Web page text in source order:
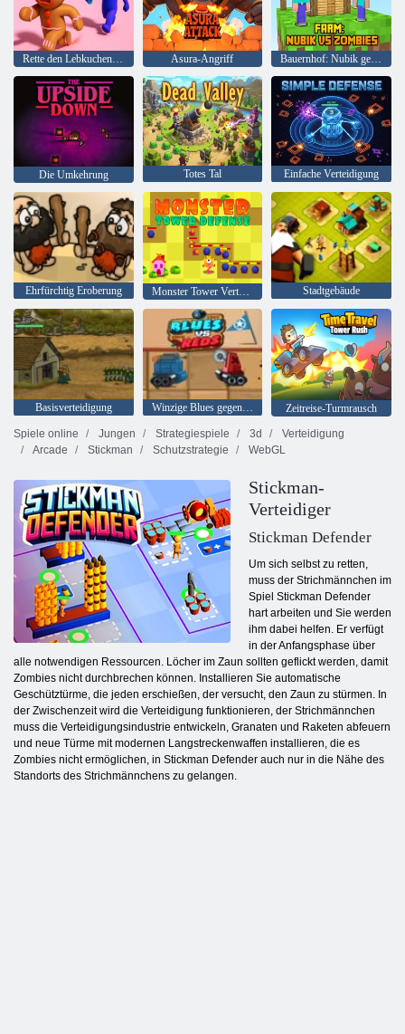
Asura-Angriff
Die Umkehrung Totes Tal Einfache Verteidigung
Ehrfürchtig Eroberung Monster Tower Verteidigung Stadtgebäude
Basisverteidigung Winzige Blues gegen Mini -Rot
Zeitreise-Turmrausch
Spiele online
Jungen Strategiespiele 3d
Verteidigung
Arcade
Stickman Schutzstrategie WebGL
Stickman-
Verteidiger
Stickman Defender
Um sich selbst zu retten,
muss der Strichmännchen im
Spiel Stickman Defender
hart arbeiten und Sie werden
ihm dabei helfen. Er verfügt
in der Anfangsphase über
alle notwendigen Ressourcen. Löcher im Zaun sollten geflickt werden, damit
Zombies nicht durchbrechen können. Installieren Sie automatische
Geschütztürme, die jeden erschießen, der versucht, den Zaun zu stürmen. In
der Zwischenzeit wird die Verteidigung funktionieren, der Strichmännchen
muss die Verteidigungsindustrie entwickeln, Granaten und Raketen abfeuern
und neue Türme mit modernen Langstreckenwaffen installieren, die es
Zombies nicht ermöglichen, in Stickman Defender auch nur in die Nähe des
Standorts des Strichmännchens zu gelangen.